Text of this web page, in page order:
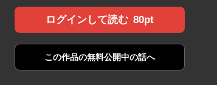
ログインして読む 80pt
この作品の無料公開中の話へ